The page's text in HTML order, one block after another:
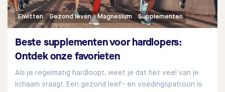
Eiwitten Gezond leven Magnesium Supplementen
Beste supplementen voor hardlopers:
Ontdek onze favorieten
Als je regelmatig hardloopt, weet je dat het veel van je
lichaam vraagt. Een gezond leef- en voedingspatroon is